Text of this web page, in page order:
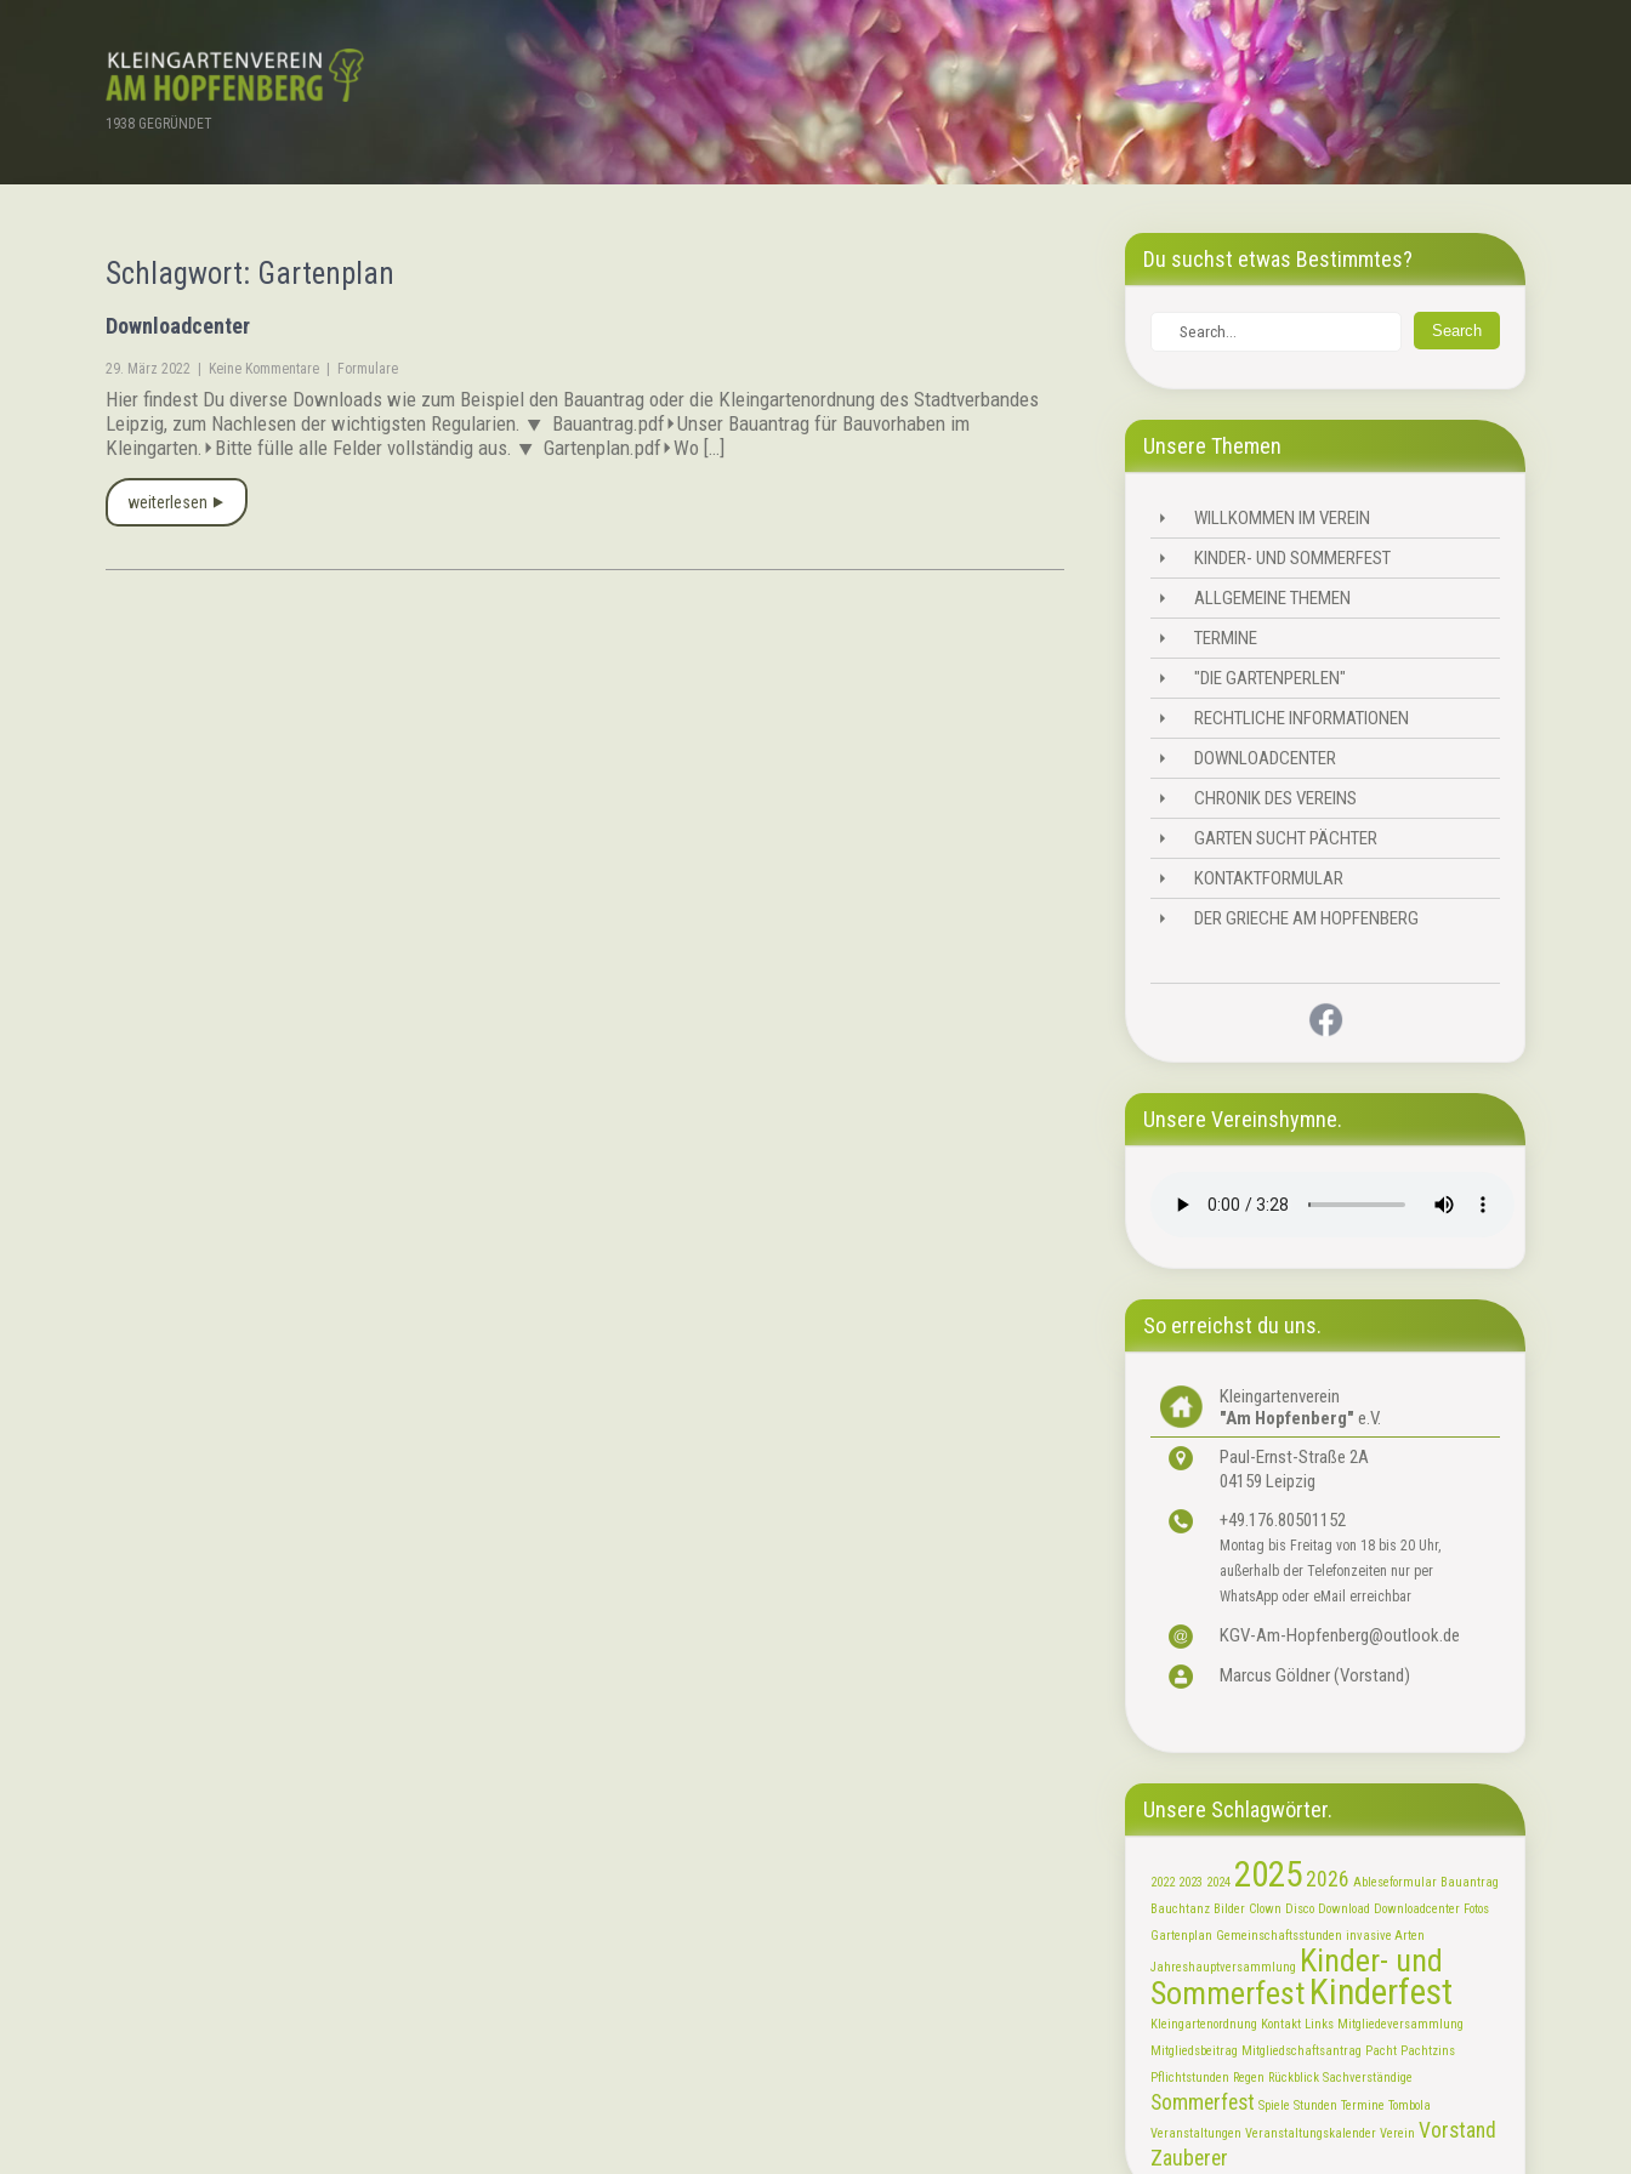
1938 GEGRÜNDET
Schlagwort: Gartenplan
Downloadcenter
29. März 2022 Keine Kommentare Formulare
Hier findest Du diverse Downloads wie zum Beispiel den Bauantrag oder die Kleingartenordnung des Stadtverbandes
Leipzig, zum Nachlesen der wichtigsten Regularien. ⯆ Bauantrag.pdf⏵Unser Bauantrag für Bauvorhaben im
Kleingarten.⏵Bitte fülle alle Felder vollständig aus. ⯆ Gartenplan.pdf⏵Wo […]
weiterlesen ⯈
Du suchst etwas Bestimmtes?
Unsere Themen
⏵ WILLKOMMEN IM VEREIN
⏵ KINDER- UND SOMMERFEST
⏵ ALLGEMEINE THEMEN
⏵ TERMINE
⏵ "DIE GARTENPERLEN"
⏵ RECHTLICHE INFORMATIONEN
⏵ DOWNLOADCENTER
⏵ CHRONIK DES VEREINS
⏵ GARTEN SUCHT PÄCHTER
⏵ KONTAKTFORMULAR
⏵ DER GRIECHE AM HOPFENBERG
Unsere Vereinshymne.
So erreichst du uns.
Kleingartenverein
"Am Hopfenberg" e.V.
Paul-Ernst-Straße 2A
04159 Leipzig
+49.176.80501152
Montag bis Freitag von 18 bis 20 Uhr,
außerhalb der Telefonzeiten nur per
WhatsApp oder eMail erreichbar
KGV-Am-Hopfenberg@outlook.de
Marcus Göldner (Vorstand)
Unsere Schlagwörter.
2022 2023 2024 2025 2026 Ableseformular Bauantrag
Bauchtanz Bilder Clown Disco Download Downloadcenter Fotos
Gartenplan Gemeinschaftsstunden invasive Arten
Jahreshauptversammlung Kinder- und
Sommerfest Kinderfest
Kleingartenordnung Kontakt Links Mitgliedeversammlung
Mitgliedsbeitrag Mitgliedschaftsantrag Pacht Pachtzins
Pflichtstunden Regen Rückblick Sachverständige
Sommerfest Spiele Stunden Termine Tombola
Veranstaltungen Veranstaltungskalender Verein Vorstand
Zauberer